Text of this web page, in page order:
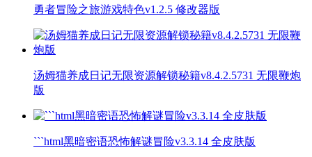
勇者冒险之旅游戏特色v1.2.5 修改器版
汤姆猫养成日记无限资源解锁秘籍v8.4.2.5731 无限鞭炮
版
```html黑暗密语恐怖解谜冒险v3.3.14 全皮肤版